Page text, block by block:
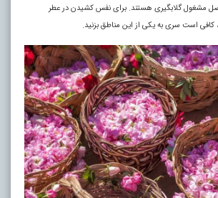
مشغول گلابگیری هستند. برای نفس کشیدن در عطر
است سری به یکی از این مناطق بزنید.